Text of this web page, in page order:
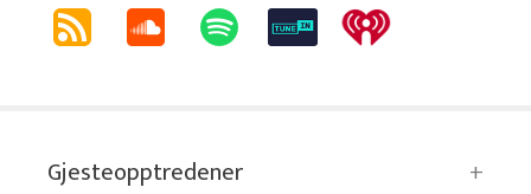
Gjesteopptredener